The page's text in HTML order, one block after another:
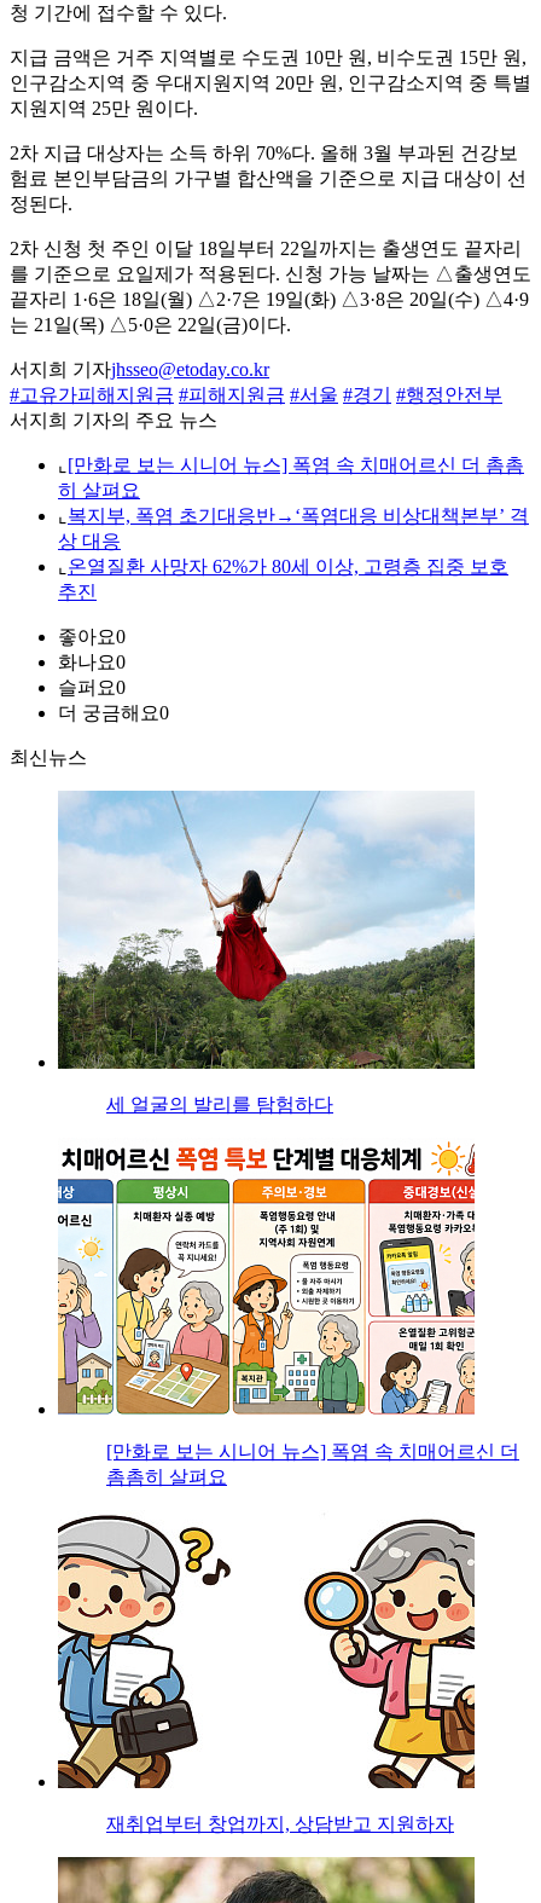
청 기간에 접수할 수 있다.
지급 금액은 거주 지역별로 수도권 10만 원, 비수도권 15만 원,
인구감소지역 중 우대지원지역 20만 원, 인구감소지역 중 특별
지원지역 25만 원이다.
2차 지급 대상자는 소득 하위 70%다. 올해 3월 부과된 건강보
험료 본인부담금의 가구별 합산액을 기준으로 지급 대상이 선
정된다.
2차 신청 첫 주인 이달 18일부터 22일까지는 출생연도 끝자리
를 기준으로 요일제가 적용된다. 신청 가능 날짜는 △출생연도
끝자리 1·6은 18일(월) △2·7은 19일(화) △3·8은 20일(수) △4·9
는 21일(목) △5·0은 22일(금)이다.
서지희 기자jhsseo@etoday.co.kr
#고유가피해지원금 #피해지원금 #서울 #경기
#행정안전부
서지희 기자의 주요 뉴스
⌞ [만화로 보는 시니어 뉴스] 폭염 속 치매어르신 더 촘촘
히 살펴요
⌞ 복지부, 폭염 초기대응반→‘폭염대응 비상대책본부’ 격
상 대응
⌞ 온열질환 사망자 62%가 80세 이상, 고령층 집중 보호
추진
좋아요0
화나요0
슬퍼요0
더 궁금해요0
최신뉴스
세 얼굴의 발리를 탐험하다
[만화로 보는 시니어 뉴스] 폭염 속 치매어르신 더
촘촘히 살펴요
재취업부터 창업까지, 상담받고 지원하자